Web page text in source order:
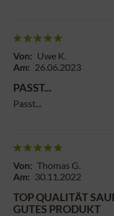
Von: Uwe K.
Am: 26.06.2023
PASST...
Passt...
Von: Thomas G.
Am: 30.11.2022
TOP QUALITÄT
GUTES PRODUKT